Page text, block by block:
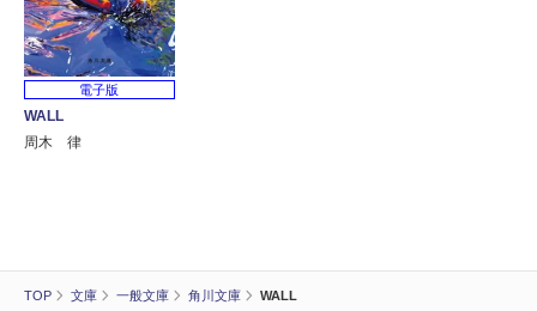
TOP 文庫 一般文庫 角川文庫 WALL
電子版
WALL
周木 律